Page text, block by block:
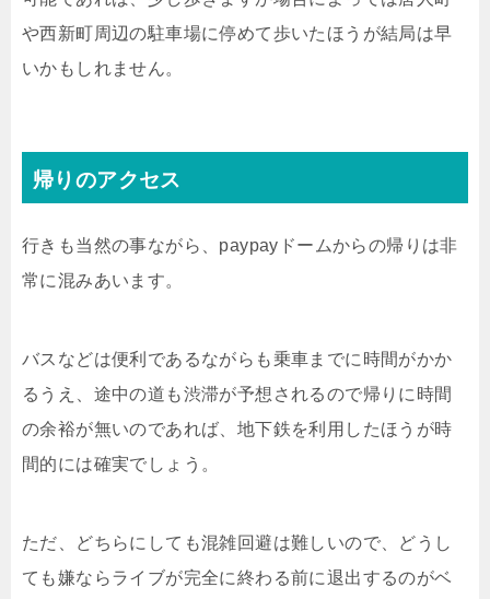
や西新町周辺の駐車場に停めて歩いたほうが結局は早
いかもしれません。
帰りのアクセス
行きも当然の事ながら、paypayドームからの帰りは非
常に混みあいます。
バスなどは便利であるながらも乗車までに時間がかか
るうえ、途中の道も渋滞が予想されるので帰りに時間
の余裕が無いのであれば、地下鉄を利用したほうが時
間的には確実でしょう。
ただ、どちらにしても混雑回避は難しいので、どうし
ても嫌ならライブが完全に終わる前に退出するのがベ